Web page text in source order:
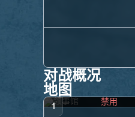
对战概况
地图
1 禁用